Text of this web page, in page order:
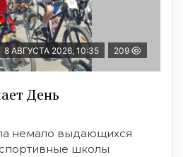
8 АВГУСТА 2026, 10:35 209
День
немало выдающихся
школы